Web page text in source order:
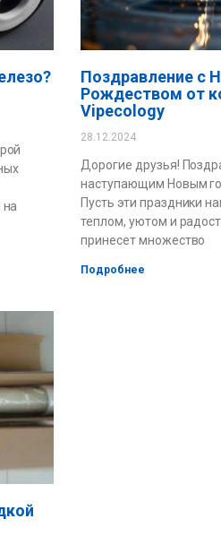
Поздравление с
Рождеством от
Vipecology
28.12.2024
Дорогие друзья!
наступающим Новым
Пусть эти праздники
теплом, уютом и
принесет множество
Подробнее